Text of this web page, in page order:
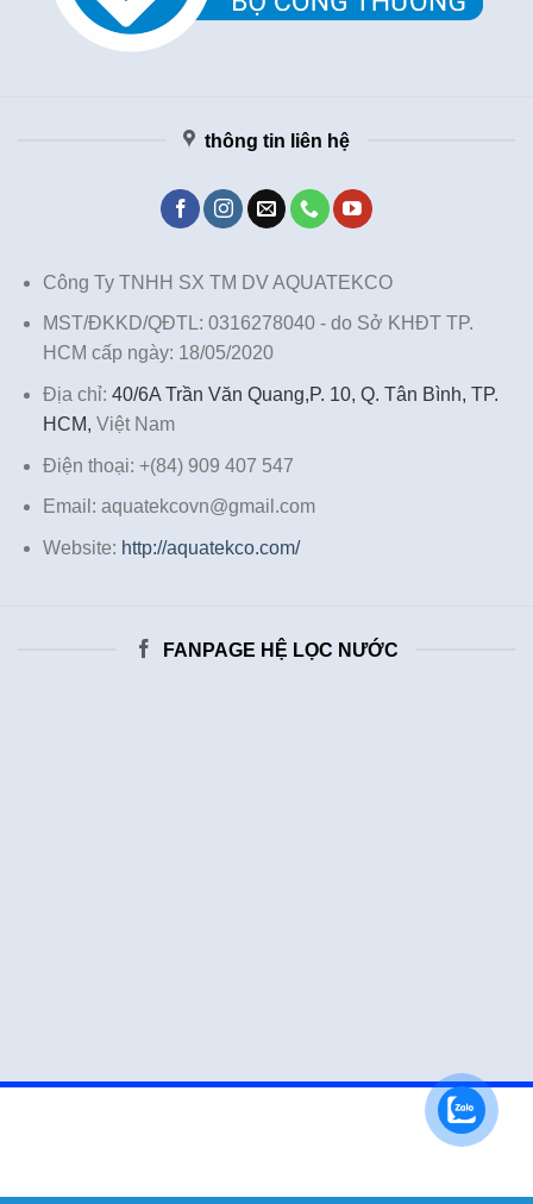
thông tin liên hệ
Công Ty TNHH SX TM DV AQUATEKCO
MST/ĐKKD/QĐTL: 0316278040 - do Sở KHĐT TP.
HCM cấp ngày: 18/05/2020
Địa chỉ: 40/6A Trần Văn Quang,P. 10, Q. Tân Bình, TP.
HCM, Việt Nam
Điện thoại: +(84) 909 407 547
Email: aquatekcovn@gmail.com
Website: http://aquatekco.com/
FANPAGE HỆ LỌC NƯỚC